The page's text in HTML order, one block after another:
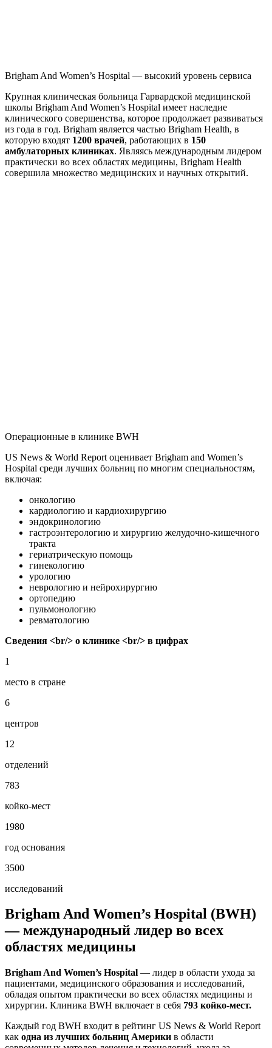
Brigham And Women’s Hospital — высокий уровень сервиса
Крупная клиническая больница Гарвардской медицинской
школы Brigham And Women’s Hospital имеет наследие
клинического совершенства, которое продолжает развиваться
из года в год. Brigham является частью Brigham Health, в
которую входят 1200 врачей, работающих в 150
амбулаторных клиниках. Являясь международным лидером
практически во всех областях медицины, Brigham Health
совершила множество медицинских и научных открытий.
Операционные в клинике BWH
US News & World Report оценивает Brigham and Women’s
Hospital среди лучших больниц по многим специальностям,
включая:
онкологию
кардиологию и кардиохирургию
эндокринологию
гастроэнтерологию и хирургию желудочно-кишечного
тракта
гериатрическую помощь
гинекологию
урологию
неврологию и нейрохирургию
ортопедию
пульмонологию
ревматологию
Сведения <br/> о клинике <br/> в цифрах
1
место в стране
6
центров
12
отделений
783
койко-мест
1980
год основания
3500
исследований
Brigham And Women’s Hospital (BWH)
— международный лидер во всех
областях медицины
Brigham And Women’s Hospital — лидер в области ухода за
пациентами, медицинского образования и исследований,
обладая опытом практически во всех областях медицины и
хирургии. Клиника BWH включает в себя 793 койко-мест.
Каждый год BWH входит в рейтинг US News & World Report
как одна из лучших больниц Америки в области